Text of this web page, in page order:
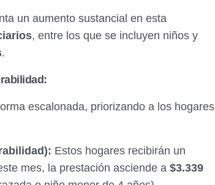
un aumento sustancial en esta
, entre los que se incluyen niños y
.
escalonada, priorizando a los hogares
Estos hogares recibirán un
mes, la prestación asciende a $3.339